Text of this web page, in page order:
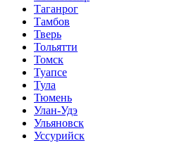
Таганрог
Тамбов
Тверь
Тольятти
Томск
Туапсе
Тула
Тюмень
Улан-Удэ
Ульяновск
Уссурийск